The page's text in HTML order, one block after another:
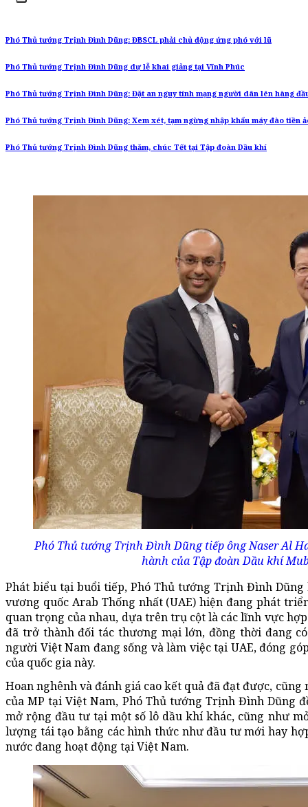
Phó Thủ tướng Trịnh Đình Dũng: ĐBSCL phải chủ động ứng phó với lũ
Phó Thủ tướng Trịnh Đình Dũng dự lễ khai giảng tại Vĩnh Phúc
Phó Thủ tướng Trịnh Đình Dũng: Đặt an nguy tính mạng người dân lên hàng
Phó Thủ tướng Trịnh Đình Dũng: Xem xét, tạm ngừng nhập khẩu máy đào tiền
Phó Thủ tướng Trịnh Đình Dũng thăm, chúc Tết tại Tập đoàn Dầu khí
Phó Thủ tướng Trịnh Đình Dũng tiếp ông Naser Al
hành của Tập đoàn Dầu khí
Phát biểu tại buổi tiếp, Phó Thủ tướng Trịnh Đình
vương quốc Arab Thống nhất (UAE) hiện đang phát
quan trọng của nhau, dựa trên trụ cột là các lĩnh vực
đã trở thành đối tác thương mại lớn, đồng thời đang
người Việt Nam đang sống và làm việc tại UAE, đóng
của quốc gia này.
Hoan nghênh và đánh giá cao kết quả đã đạt được,
của MP tại Việt Nam, Phó Thủ tướng Trịnh Đình Dũng
mở rộng đầu tư tại một số lô dầu khí khác, cũng như
lượng tái tạo bằng các hình thức như đầu tư mới hay
nước đang hoạt động tại Việt Nam.